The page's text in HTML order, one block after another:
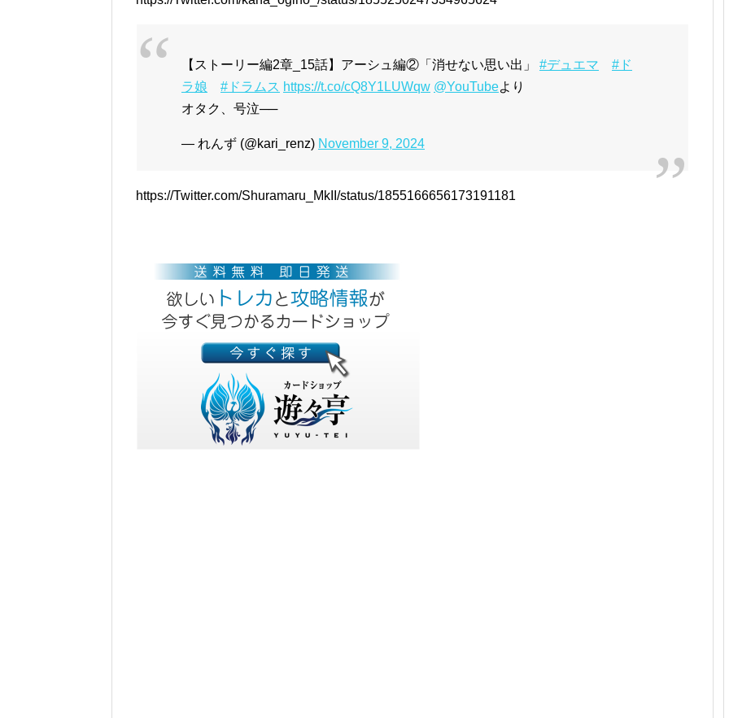
【ストーリー編2章_15話】アーシュ編②「消せない思い出」 #デュエマ
#ド
ラ娘
#ドラムス https://t.co/cQ8Y1LUWqw @YouTubeより
オタク、号泣──
— れんず (@kari_renz) November 9, 2024
https://Twitter.com/Shuramaru_MkII/status/1855166656173191181